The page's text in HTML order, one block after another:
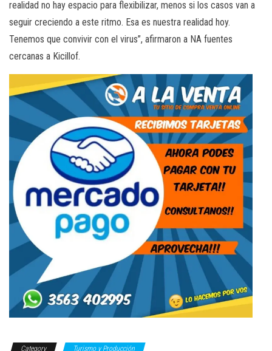
realidad no hay espacio para flexibilizar, menos si los casos van a
seguir creciendo a este ritmo. Esa es nuestra realidad hoy.
Tenemos que convivir con el virus”, afirmaron a NA fuentes
cercanas a Kicillof.
Category Turismo y Producción